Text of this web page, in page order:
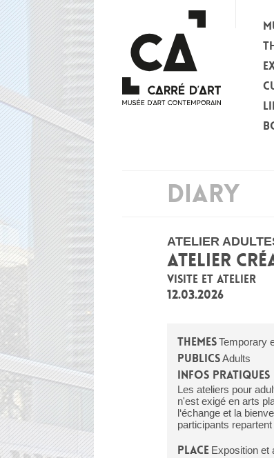
DIARY
ATELIER
ATELIER
VISITE ET ATELIER
12.03.2026
ThemesTemporary
PublicsAdults
Infos pratiques
Les ateliers pour
n'est exigé en arts
l‘échange et la
participants
Place Exposition et